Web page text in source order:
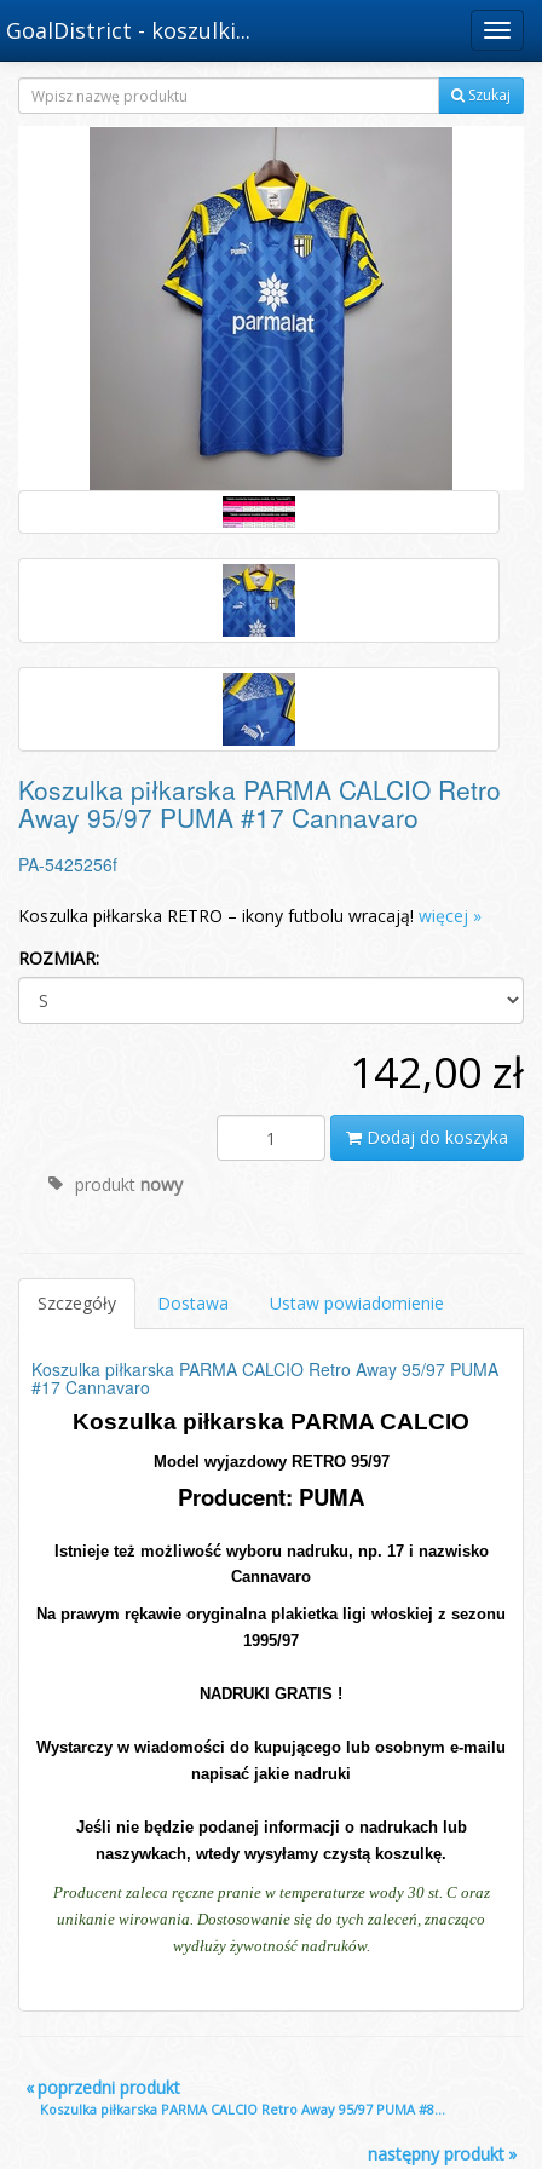
Menu
GoalDistrict - koszulki...
Szukaj
Koszulka piłkarska PARMA CALCIO Retro
Away 95/97 PUMA #17 Cannavaro
PA-5425256f
Koszulka piłkarska RETRO – ikony futbolu wracają! więcej »
ROZMIAR:
142,00 zł
Dodaj do koszyka
produkt nowy
Szczegóły Dostawa Ustaw powiadomienie
Koszulka piłkarska PARMA CALCIO Retro Away 95/97 PUMA
#17 Cannavaro
Koszulka piłkarska PARMA CALCIO
Model wyjazdowy RETRO 95/97
Producent: PUMA
Istnieje też możliwość wyboru nadruku, np. 17 i nazwisko
Cannavaro
Na prawym rękawie oryginalna plakietka ligi włoskiej z sezonu
1995/97
NADRUKI GRATIS !
Wystarczy w wiadomości do kupującego lub osobnym e-mailu
napisać jakie nadruki
Jeśli nie będzie podanej informacji o nadrukach lub
naszywkach, wtedy wysyłamy czystą koszulkę.
Producent zaleca ręczne pranie w temperaturze wody 30 st. C oraz
unikanie wirowania. Dostosowanie się do tych zaleceń, znacząco
wydłuży żywotność nadruków.
«poprzedni produkt
Koszulka piłkarska PARMA CALCIO Retro Away 95/97 PUMA #8...
»
następny produkt